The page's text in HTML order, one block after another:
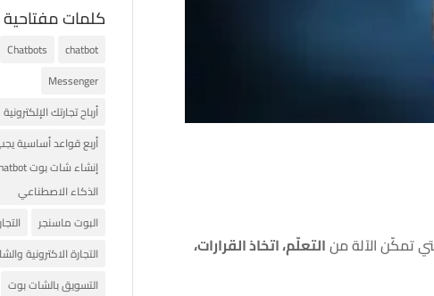
التعلّم، اتخاذ القرارات،
كلمات مفتاحية
chatbot
Chatbots
Messenger
أرباح تجارتك الإلكترونية
أربع قواعد أساسية
الذكاء الاصطناعي
البوت ماسنجر
التجارة الاكترونية
التسويق بالشات بوت